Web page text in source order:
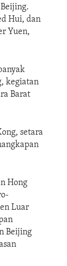
Hui, dan
Yuen,
kegiatan
Barat
setara
Hong
Luar
Beijing